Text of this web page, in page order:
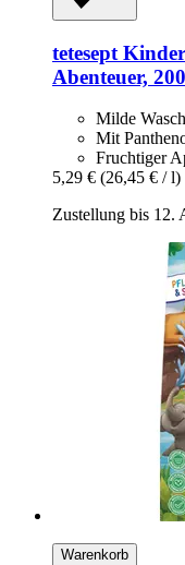
tetesept
Abenteuer,
Milde
Mit
Fruchtiger
5,29 € (26,45 € / l)
Zustellung bis 12.
Warenkorb